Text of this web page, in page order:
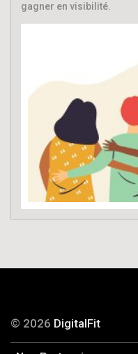
gagner en visibilité.
© 2026 DigitalFit